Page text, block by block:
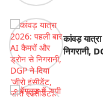
कांवड़
निगरानी,